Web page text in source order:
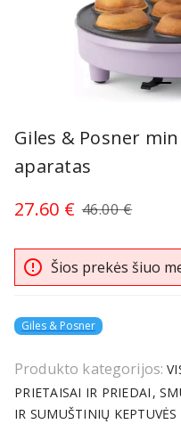
Giles & Posner
aparatas
27.60 € 46.00 €
error_outline Šios prekės šiuo
Giles & Posner
Produkto kategorijos:
PRIETAISAI IR PRIEDAI
IR SUMUŠTINIŲ KEPTUVĖS